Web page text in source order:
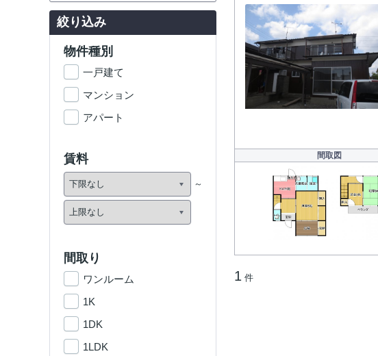
間取図
1 件
絞り込み
物件種別
一戸建て
マンション
アパート
賃料
間取り
ワンルーム
1K
1DK
1LDK